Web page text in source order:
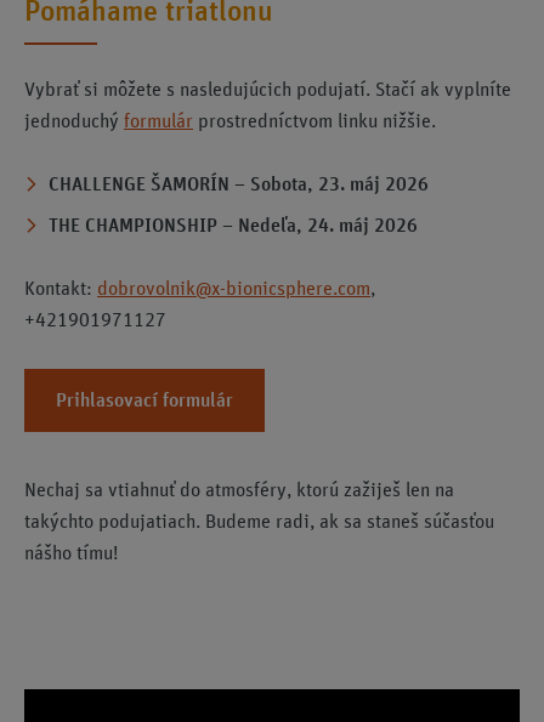
Pomáhame triatlonu
Vybrať si môžete s nasledujúcich podujatí. Stačí ak vyplníte
jednoduchý formulár prostredníctvom linku nižšie.
CHALLENGE ŠAMORÍN – Sobota, 23. máj 2026
THE CHAMPIONSHIP – Nedeľa, 24. máj 2026
Kontakt: dobrovolnik@x-bionicsphere.com,
+421901971127
Prihlasovací formulár
Nechaj sa vtiahnuť do atmosféry, ktorú zažiješ len na
takýchto podujatiach. Budeme radi, ak sa staneš súčasťou
nášho tímu!